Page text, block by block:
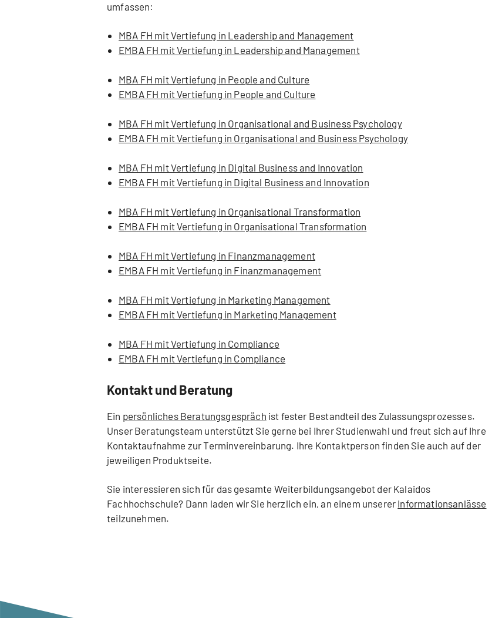
umfassen:
MBA FH mit Vertiefung in Leadership and Management
EMBA FH mit Vertiefung in Leadership and Management
MBA FH mit Vertiefung in People and Culture
EMBA FH mit Vertiefung in People and Culture
MBA FH mit Vertiefung in Organisational and Business Psychology
EMBA FH mit Vertiefung in Organisational and Business Psychology
MBA FH mit Vertiefung in Digital Business and Innovation
EMBA FH mit Vertiefung in Digital Business and Innovation
MBA FH mit Vertiefung in Organisational Transformation
EMBA FH mit Vertiefung in Organisational Transformation
MBA FH mit Vertiefung in Finanzmanagement
EMBA FH mit Vertiefung in Finanzmanagement
MBA FH mit Vertiefung in Marketing Management
EMBA FH mit Vertiefung in Marketing Management
MBA FH mit Vertiefung in Compliance
EMBA FH mit Vertiefung in Compliance
Kontakt und Beratung
Ein persönliches Beratungsgespräch ist fester Bestandteil des Zulassungsprozesses.
Unser Beratungsteam unterstützt Sie gerne bei Ihrer Studienwahl und freut sich auf Ihre
Kontaktaufnahme zur Terminvereinbarung. Ihre Kontaktperson finden Sie auch auf der
jeweiligen Produktseite.
Sie interessieren sich für das gesamte Weiterbildungsangebot der Kalaidos
Fachhochschule? Dann laden wir Sie herzlich ein, an einem unserer Informationsanlässe
teilzunehmen.